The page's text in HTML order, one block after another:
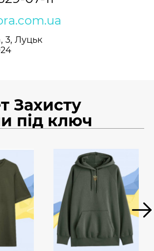
3, Луцьк
Захисту
під ключ